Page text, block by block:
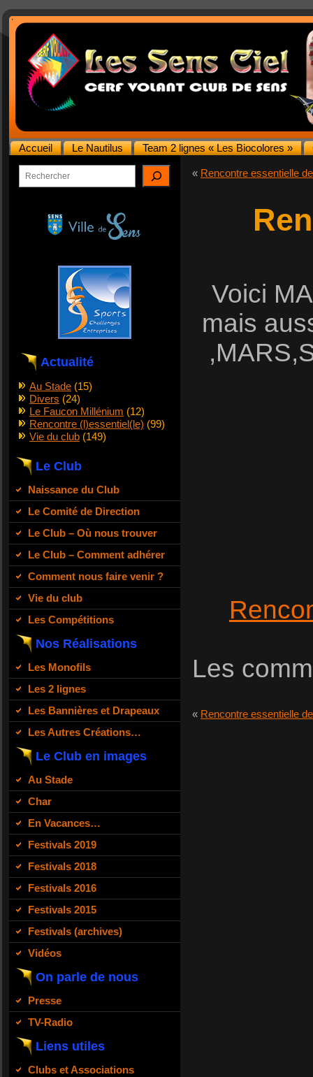
Accueil Le Nautilus Team 2 lignes « Les Biocolores »
Rechercher
Actualité
Au Stade (15)
Divers (24)
Le Faucon Millénium (12)
Rencontre (l)essentiel(le) (99)
Vie du club (149)
Le Club
Naissance du Club
Le Comité de Direction
Le Club – Où nous trouver
Le Club – Comment adhérer
Comment nous faire venir ?
Vie du club
Les Compétitions
Nos Réalisations
Les Monofils
Les 2 lignes
Les Bannières et Drapeaux
Les Autres Créations…
Le Club en images
Au Stade
Char
En Vacances…
Festivals 2019
Festivals 2018
Festivals 2016
Festivals 2015
Festivals (archives)
Vidéos
On parle de nous
Presse
TV-Radio
Liens utiles
Clubs et Associations
« Rencontre essentielle
Voici
mais
Les
« Rencontre essentielle